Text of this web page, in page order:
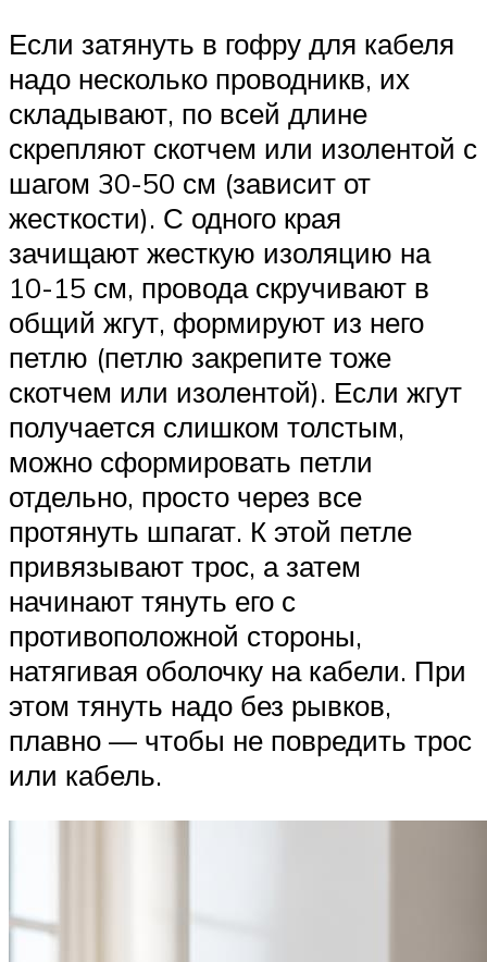
Если затянуть в гофру для кабеля
надо несколько проводникв, их
складывают, по всей длине
скрепляют скотчем или изолентой с
шагом 30-50 см (зависит от
жесткости). С одного края
зачищают жесткую изоляцию на
10-15 см, провода скручивают в
общий жгут, формируют из него
петлю (петлю закрепите тоже
скотчем или изолентой). Если жгут
получается слишком толстым,
можно сформировать петли
отдельно, просто через все
протянуть шпагат. К этой петле
привязывают трос, а затем
начинают тянуть его с
противоположной стороны,
натягивая оболочку на кабели. При
этом тянуть надо без рывков,
плавно — чтобы не повредить трос
или кабель.